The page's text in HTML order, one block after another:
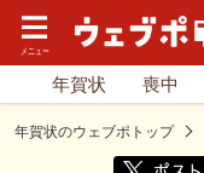
年賀状 喪中
年賀状のウェブポトップ